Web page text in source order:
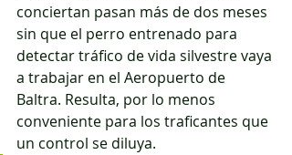
conciertan pasan más de dos meses
sin que el perro entrenado para
detectar tráfico de vida silvestre vaya
a trabajar en el Aeropuerto de
Baltra. Resulta, por lo menos
conveniente para los traficantes que
un control se diluya.